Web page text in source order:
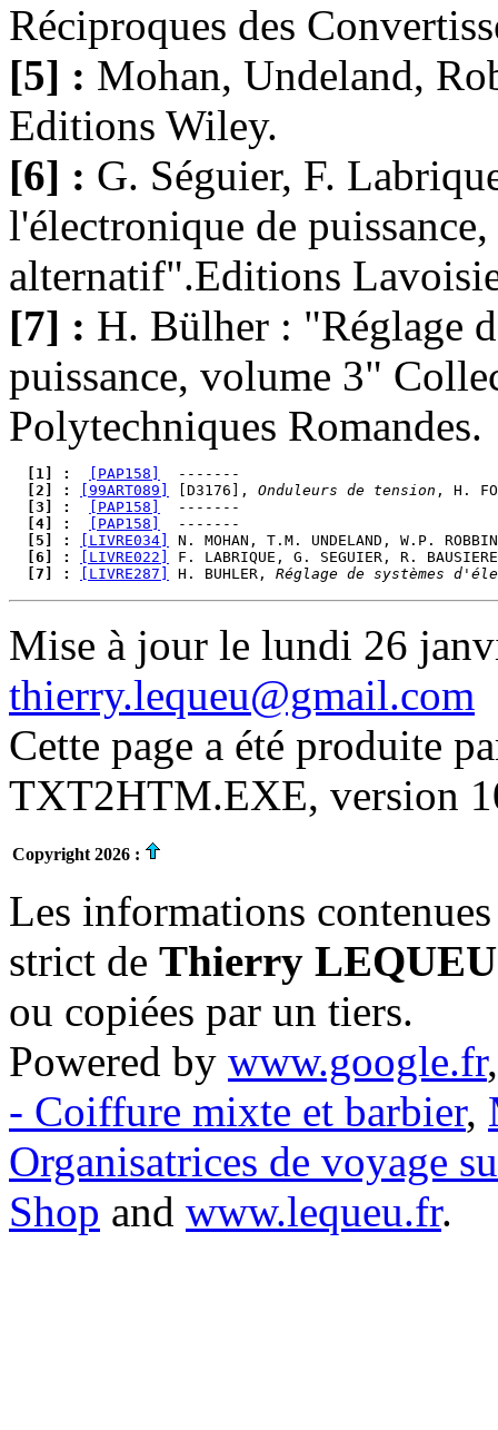
Réciproques des
[5] : Mohan, Undeland,
Editions Wiley.
[6] : G. Séguier, F.
l'électronique de
alternatif".Editions
[7] : H. Bülher : "Réglage
puissance, volume 3"
Polytechniques Romandes.
  [1] :
[PAP158]
  [2] :
[99ART089] [D3176], Onduleurs de tension
  [3] :
[PAP158]
  [4] :
[PAP158]
  [5] :
[LIVRE034]
N. MOHAN, T.M. UNDELAND, W.P.
  [6] :
[LIVRE022]
F. LABRIQUE, G. SEGUIER, R.
  [7] :
[LIVRE287] H. BUHLER, Réglage de systèmes
Mise à jour le lundi 26
thierry.lequeu@gmail.com
Cette page a été produite
TXT2HTM.EXE, version
Copyright 2026 :
Les informations
strict de Thierry LEQUEU
ou copiées par un tiers.
Powered by www.google.fr
- Coiffure mixte et barbier,
Organisatrices de voyage
Shop and www.lequeu.fr.